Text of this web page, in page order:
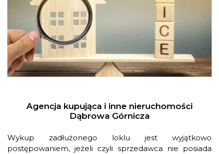
Agencja kupująca i inne nieruchomości
Dąbrowa Górnicza
Wykup zadłużonego loklu jest wyjątkowo
postępowaniem, jeżeli czyli sprzedawca nie posiada